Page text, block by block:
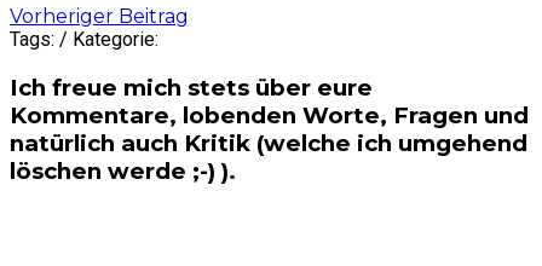
Post
navigation
Vorheriger Beitrag
Tags: / Kategorie:
Ich freue mich stets über eure
Kommentare, lobenden Worte, Fragen und
natürlich auch Kritik (welche ich umgehend
löschen werde ;-) ).